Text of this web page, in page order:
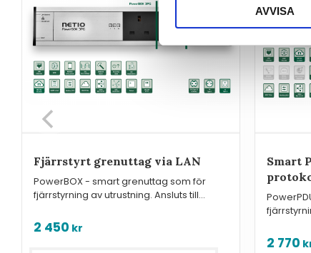
AVVISA
Fjärrstyrt grenuttag via LAN
PowerBOX - smart grenuttag som för
fjärrstyrning av utrustning. Ansluts till
uttag.
2 450 kr
Smart
2 770